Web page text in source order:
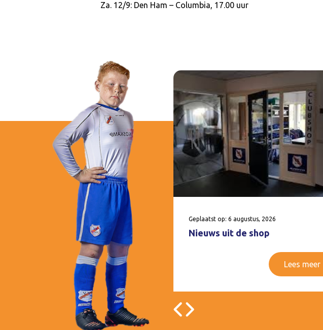
Za. 12/9: Den Ham – Columbia, 17.00 uur
Geplaatst op: 6 augustus, 2026
Nieuws uit de shop
Lees meer